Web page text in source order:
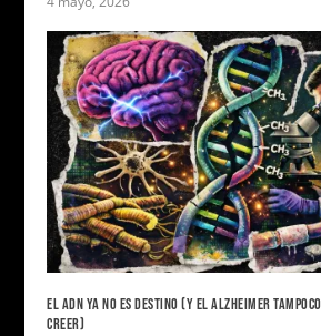
EL ADN YA NO ES DESTINO (Y EL ALZHEIMER
CREER)